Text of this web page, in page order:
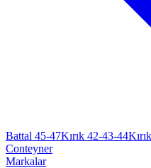
Battal 45-47Kırık 42-43-44
Conteyner
Markalar